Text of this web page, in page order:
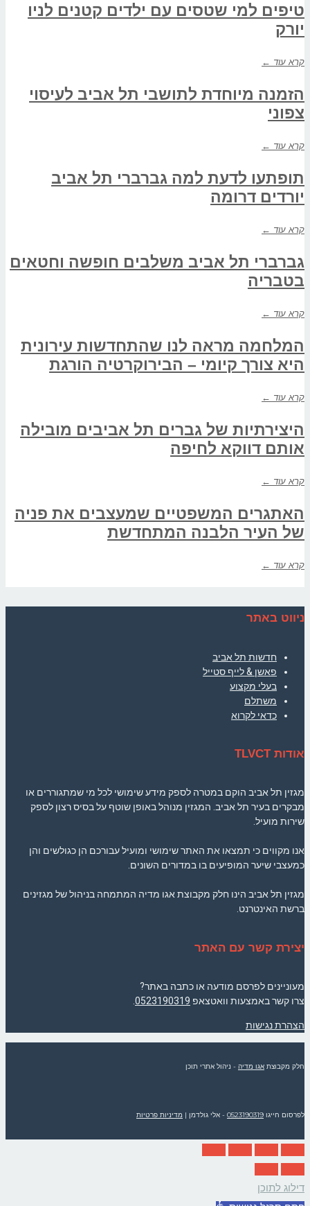
טיפים למי שטסים עם ילדים קטנים לניו
יורק
קרא עוד ←
הזמנה מיוחדת לתושבי תל אביב לעיסוי
צפוני
קרא עוד ←
תופתעו לדעת למה גברברי תל אביב
יורדים דרומה
קרא עוד ←
גברברי תל אביב משלבים חופשה וחטאים
בטבריה
קרא עוד ←
המלחמה מראה לנו שהתחדשות עירונית
היא צורך קיומי – הבירוקרטיה הורגת
קרא עוד ←
היצירתיות של גברים תל אביבים מובילה
אותם דווקא לחיפה
קרא עוד ←
האתגרים המשפטיים שמעצבים את פניה
של העיר הלבנה המתחדשת
קרא עוד ←
ניווט באתר
חדשות תל אביב
פאשן & לייף סטייל
בעלי מקצוע
משתלם
כדאי לקרוא
אודות TLVCT
מגזין תל אביב הוקם במטרה לספק מידע שימושי לכל מי שמתגוררים או
מבקרים בעיר תל אביב. המגזין מנוהל באופן שוטף על בסיס רצון לספק
שירות מועיל.
אנו מקווים כי תמצאו את האתר שימושי ומועיל עבורכם הן כגולשים והן
כמעצבי שיער המופיעים בו במדורים השונים.
מגזין תל אביב הינו חלק מקבוצת אגו מדיה המתמחה בניהול של מגזינים
ברשת האינטרנט.
יצירת קשר עם האתר
מעוניינים לפרסם מודעה או כתבה באתר?
צרו קשר באמצעות וואטצאפ 0523190319
הצהרת נגישות
חלק מקבוצת אגו מדיה - ניהול אתרי תוכן
לפרסום חייגו 0523190319 - אלי גולדמן | מדיניות פרטיות
דילוג לתוכן